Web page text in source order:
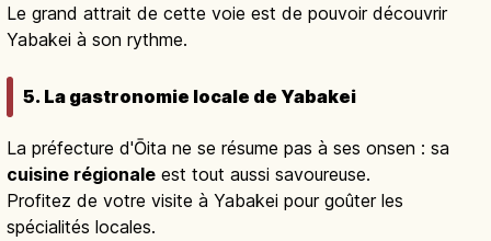
Le grand attrait de cette voie est de pouvoir découvrir
Yabakei à son rythme.
5. La gastronomie locale de Yabakei
La préfecture d'Ōita ne se résume pas à ses onsen : sa
cuisine régionale est tout aussi savoureuse.
Profitez de votre visite à Yabakei pour goûter les
spécialités locales.